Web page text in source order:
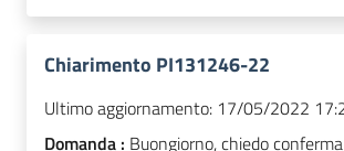
Chiarimento PI131246-22
Ultimo aggiornamento: 17/05/2022
Domanda : Buongiorno, chiedo